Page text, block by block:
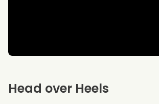
Head over Heels